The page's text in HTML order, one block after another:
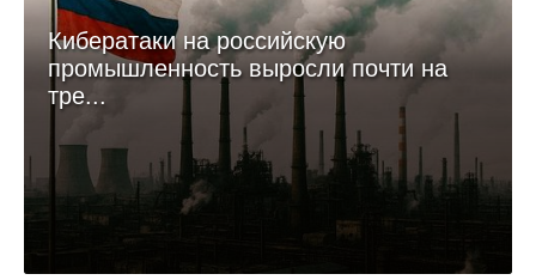
Кибератаки на российскую
промышленность выросли почти на
тре...